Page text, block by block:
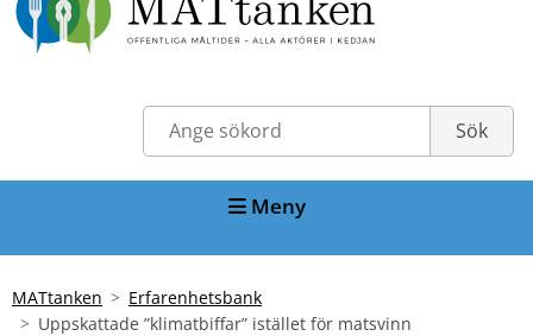
Meny
MATtanken
Erfarenhetsbank
Uppskattade ”klimatbiffar” istället för matsvinn